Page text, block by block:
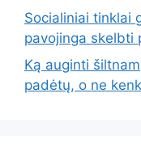
Socialiniai tinklai
pavojinga skelbti
Ką auginti
padėtų, o ne